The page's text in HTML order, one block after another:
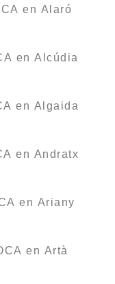
en Alaró
en Alcúdia
en Algaida
en Andratx
en Ariany
en Artà